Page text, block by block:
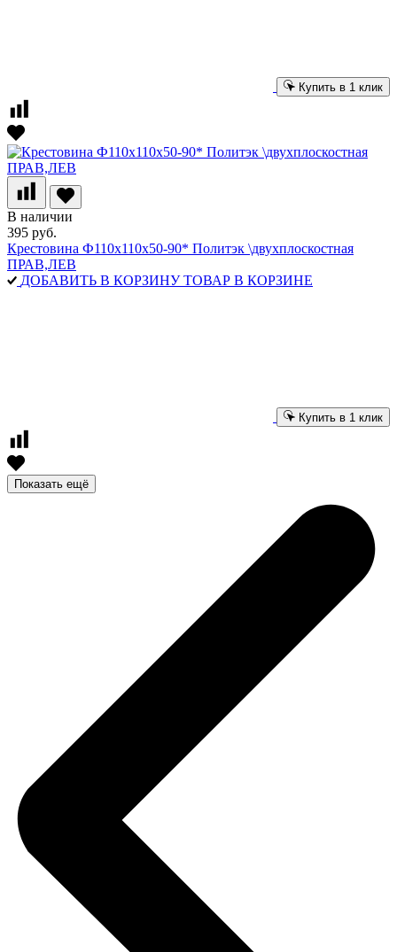
Купить в 1 клик
В наличии
395 руб.
Крестовина Ф110х110х50-90* Политэк \двухплоскостная
ПРАВ,ЛЕВ
ДОБАВИТЬ В КОРЗИНУ ТОВАР В КОРЗИНЕ
Купить в 1 клик
Показать ещё